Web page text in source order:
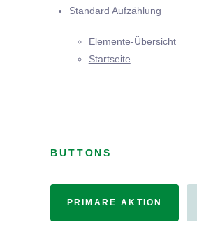
Standard Aufzählung
Elemente-Übersicht
Startseite
BUTTONS
PRIMÄRE AKTION